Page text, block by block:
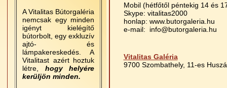
A Vitalitas Bútorgaléria
nemcsak egy minden
igényt kielégítő
bútorbolt, egy exkluzív
ajtó- és
lámpakereskedés. A
Vitalitast azért hoztuk
létre, hogy helyére
kerüljön minden.
Mobil (hétfőtől péntekig 14 és
Skype: vitalitas2000
honlap: www.butorgaleria.hu
e-mail:
info@butorgaleria.hu
Vitalitas Galéria
9700 Szombathely, 11-es